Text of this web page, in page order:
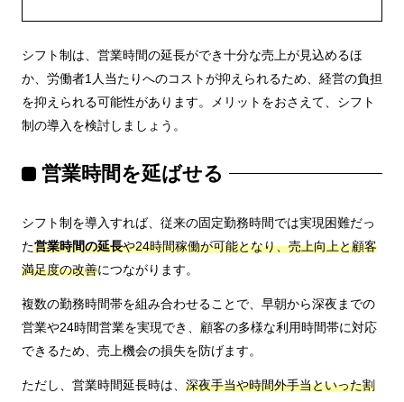
シフト制は、営業時間の延長ができ十分な売上が見込めるほ
か、労働者1人当たりへのコストが抑えられるため、経営の負担
を抑えられる可能性があります。メリットをおさえて、シフト
制の導入を検討しましょう。
営業時間を延ばせる
シフト制を導入すれば、従来の固定勤務時間では実現困難だっ
た営業時間の延長や24時間稼働が可能となり、売上向上と顧客
満足度の改善につながります。
複数の勤務時間帯を組み合わせることで、早朝から深夜までの
営業や24時間営業を実現でき、顧客の多様な利用時間帯に対応
できるため、売上機会の損失を防げます。
ただし、営業時間延長時は、 深夜手当や時間外手当といった割